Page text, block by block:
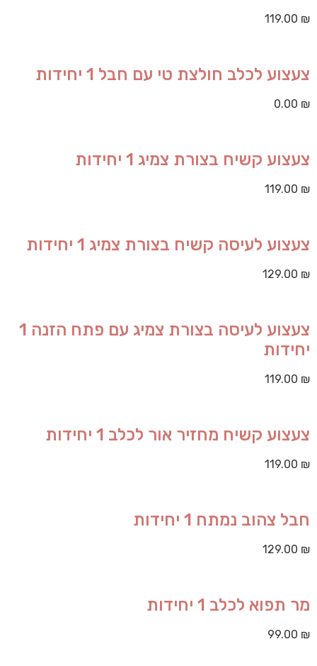
119.00 ₪
צעצוע לכלב חולצת טי עם חבל 1 יחידות
0.00 ₪
צעצוע קשיח בצורת צמיג 1 יחידות
119.00 ₪
צעצוע לעיסה קשיח בצורת צמיג 1 יחידות
129.00 ₪
צעצוע לעיסה בצורת צמיג עם פתח הזנה 1
יחידות
119.00 ₪
צעצוע קשיח מחזיר אור לכלב 1 יחידות
119.00 ₪
חבל צהוב נמתח 1 יחידות
129.00 ₪
מר תפוא לכלב 1 יחידות
99.00 ₪